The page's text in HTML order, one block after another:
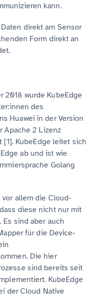
kann.
direkt am Sensor
Form direkt an
2018 wurde KubeEdge
des
Huawei in der Version
Apache 2 Lizenz
KubeEdge leitet sich
ab und ist wie
Golang
vor allem die Cloud-
diese nicht nur mit
sind aber auch
für die Device-
Die hier
sind bereits seit
KubeEdge
der Cloud Native